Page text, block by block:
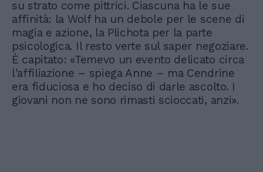
su strato come pittrici. Ciascuna ha le sue
affinità: la Wolf ha un debole per le scene di
magia e azione, la Plichota per la parte
psicologica. Il resto verte sul saper negoziare.
È capitato: «Temevo un evento delicato circa
l'affiliazione – spiega Anne – ma Cendrine
era fiduciosa e ho deciso di darle ascolto. I
giovani non ne sono rimasti scioccati, anzi».